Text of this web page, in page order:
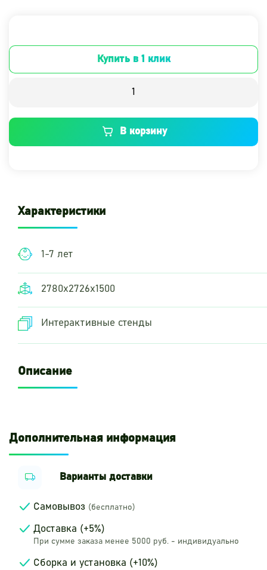
Купить в 1 клик
В корзину
Характеристики
1-7 лет
2780х2726х1500
Интерактивные стенды
Описание
Дополнительная информация
Варианты доставки
Самовывоз (бесплатно)
Доставка (+5%)
При сумме заказа менее 5000 руб. - индивидуально
Сборка и установка (+10%)